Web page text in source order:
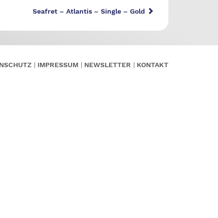
Seafret – Atlantis – Single – Gold
IMPRESSUM NEWSLETTER KONTAKT